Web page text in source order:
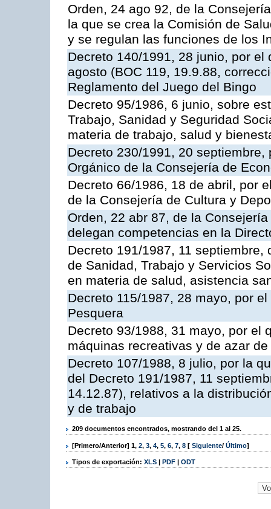
Orden, 24 ago 92, de la
la que se crea la Comisión de
y se regulan las funciones de los
Decreto 140/1991, 28 junio, por
agosto (BOC 119, 19.9.88,
Reglamento del Juego del Bingo
Decreto 95/1986, 6 junio, sobre
Trabajo, Sanidad y Seguridad
materia de trabajo, salud y
Decreto 230/1991, 20
Orgánico de la Consejería de
Decreto 66/1986, 18 de abril, por
de la Consejería de Cultura y
Orden, 22 abr 87, de la
delegan competencias en la
Decreto 191/1987, 11
de Sanidad, Trabajo y Servicios
en materia de salud, asistencia
Decreto 115/1987, 28 mayo, por
Pesquera
Decreto 93/1988, 31 mayo, por el
máquinas recreativas y de azar
Decreto 107/1988, 8 julio, por la
del Decreto 191/1987, 11
14.12.87), relativos a la
y de trabajo
209 documentos encontrados, mostrando del 1 al 25.
[Primero/Anterior] 1, 2, 3, 4, 5, 6, 7, 8 [ Siguiente/ Último]
Tipos de exportación: XLS | PDF | ODT